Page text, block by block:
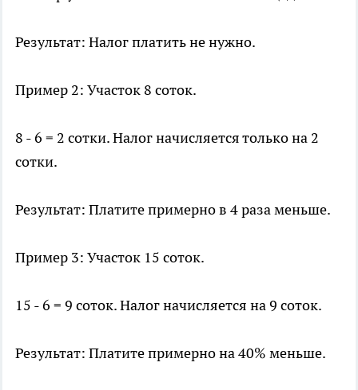
Результат: Налог платить не нужно.
Пример 2: Участок 8 соток.
8 - 6 = 2 сотки. Налог начисляется только на 2
сотки.
Результат: Платите примерно в 4 раза меньше.
Пример 3: Участок 15 соток.
15 - 6 = 9 соток. Налог начисляется на 9 соток.
Результат: Платите примерно на 40% меньше.